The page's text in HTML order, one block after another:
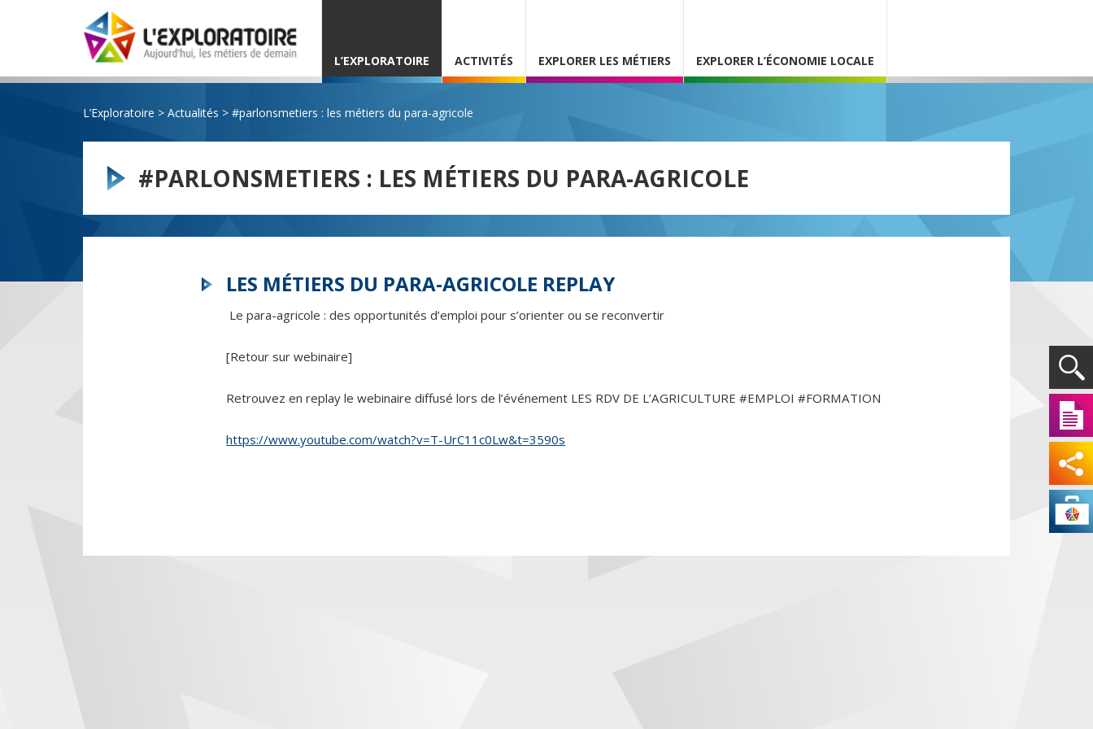
L’EXPLORATOIRE ACTIVITÉS EXPLORER LES MÉTIERS EXPLORER L’ÉCONOMIE LOCALE
L’Exploratoire > Actualités > #parlonsmetiers : les métiers du para-agricole
#PARLONSMETIERS : LES MÉTIERS DU PARA-AGRICOLE
LES MÉTIERS DU PARA-AGRICOLE REPLAY
Le para-agricole : des opportunités d’emploi pour s’orienter ou se reconvertir
[Retour sur webinaire]
Retrouvez en replay le webinaire diffusé lors de l’événement LES RDV DE L’AGRICULTURE #EMPLOI #FORMATION
https://www.youtube.com/watch?v=T-UrC11c0Lw&t=3590s